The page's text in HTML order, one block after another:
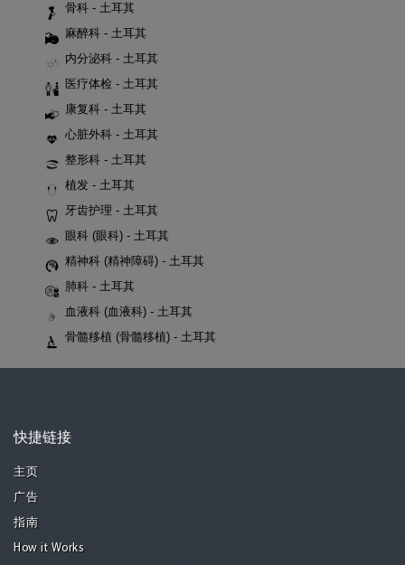
骨科 - 土耳其
麻醉科 - 土耳其
内分泌科 - 土耳其
医疗体检 - 土耳其
康复科 - 土耳其
心脏外科 - 土耳其
整形科 - 土耳其
植发 - 土耳其
牙齿护理 - 土耳其
眼科 (眼科) - 土耳其
精神科 (精神障碍) - 土耳其
肺科 - 土耳其
血液科 (血液科) - 土耳其
骨髓移植 (骨髓移植) - 土耳其
快捷链接
主页
广告
指南
How it Works